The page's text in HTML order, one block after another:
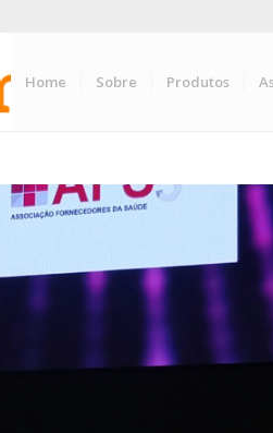
Home Sobre Produtos